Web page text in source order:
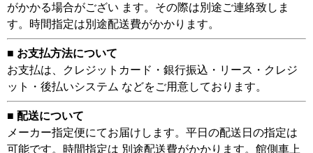
がかかる場合がござい ます。その際は別途ご連絡致しま
す。時間指定は別途配送費がかかります。
■ お支払方法について
お支払は、クレジットカード・銀行振込・リース・クレジ
ット・後払いシステム などをご用意しております。
■ 配送について
メーカー指定便にてお届けします。平日の配送日の指定は
可能です。時間指定は 別途配送費がかかります。館側車上